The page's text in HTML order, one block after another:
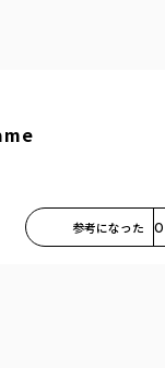
参考になった 0